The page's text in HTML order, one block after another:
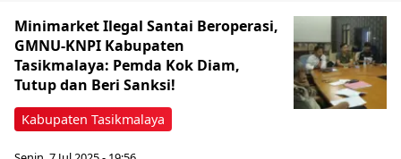
Kabupaten Tasikmalaya
Minimarket Ilegal Santai Beroperasi,
GMNU-KNPI Kabupaten
Tasikmalaya: Pemda Kok Diam,
Tutup dan Beri Sanksi!